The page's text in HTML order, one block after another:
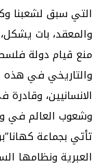
التي سبق لشعبنا
والمعقد، بات
منع قيام دولة
والتاريخي في هذه
الانسانيين،
وشعوب العالم في
تأتي بجماعة
العبرية ونظامها